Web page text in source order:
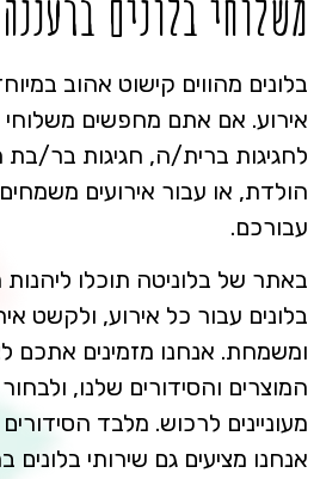
משלוחי בלונים
בלונים מהווים קישוט אהוב
אירוע. אם אתם מחפשים משלוחי
לחגיגות ברית/ה, חגיגות בר/בת
הולדת, או עבור אירועים
עבורכם.
באתר של בלוניטה תוכלו
בלונים עבור כל אירוע, ולקשט
ומשמחת. אנחנו מזמינים אתכם
המוצרים והסידורים שלנו,
מעוניינים לרכוש. מלבד
אנחנו מציעים גם שירותי